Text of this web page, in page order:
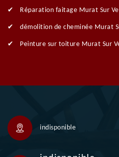
Réparation faitage Murat Sur
démolition de cheminée Murat
Peinture sur toiture Murat Sur
indisponible